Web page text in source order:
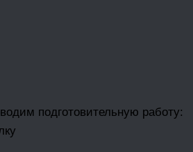
подготовительную работу: